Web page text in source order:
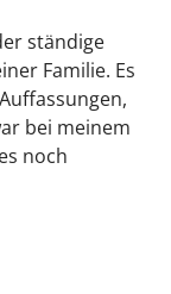
ständige
Familie. Es
bei meinem
noch